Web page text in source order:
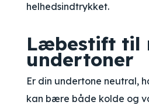
helhedsindtrykket.
Læbestift til
undertoner
Er din undertone neutral,
kan bære både kolde og